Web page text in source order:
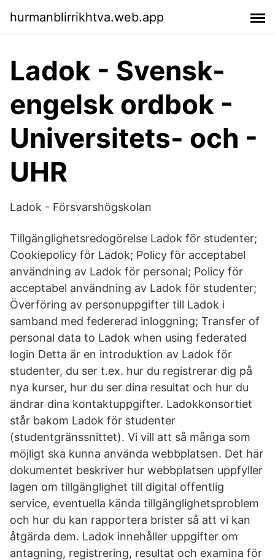
hurmanblirrikhtva.web.app
Ladok - Svensk-
engelsk ordbok -
Universitets- och -
UHR
Ladok - Försvarshögskolan
Tillgänglighetsredogörelse Ladok för studenter;
Cookiepolicy för Ladok; Policy för acceptabel
användning av Ladok för personal; Policy för
acceptabel användning av Ladok för studenter;
Överföring av personuppgifter till Ladok i
samband med federerad inloggning; Transfer of
personal data to Ladok when using federated
login Detta är en introduktion av Ladok för
studenter, du ser t.ex. hur du registrerar dig på
nya kurser, hur du ser dina resultat och hur du
ändrar dina kontaktuppgifter. Ladokkonsortiet
står bakom Ladok för studenter
(studentgränssnittet). Vi vill att så många som
möjligt ska kunna använda webbplatsen. Det här
dokumentet beskriver hur webbplatsen uppfyller
lagen om tillgänglighet till digital offentlig
service, eventuella kända tillgänglighetsproblem
och hur du kan rapportera brister så att vi kan
åtgärda dem. Ladok innehåller uppgifter om
antagning, registrering, resultat och examina för